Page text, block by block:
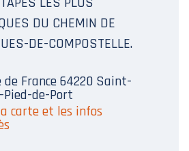
DU CHEMIN DE
DE-COMPOSTELLE.
de France 64220 Saint-
de-Port
carte et les infos